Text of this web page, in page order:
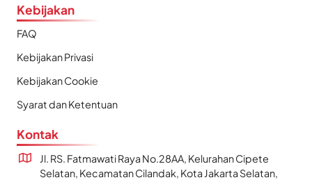
Kebijakan
FAQ
Kebijakan Privasi
Kebijakan Cookie
Syarat dan Ketentuan
Kontak
Jl. RS. Fatmawati Raya No.28AA, Kelurahan Cipete
Selatan, Kecamatan Cilandak, Kota Jakarta Selatan,